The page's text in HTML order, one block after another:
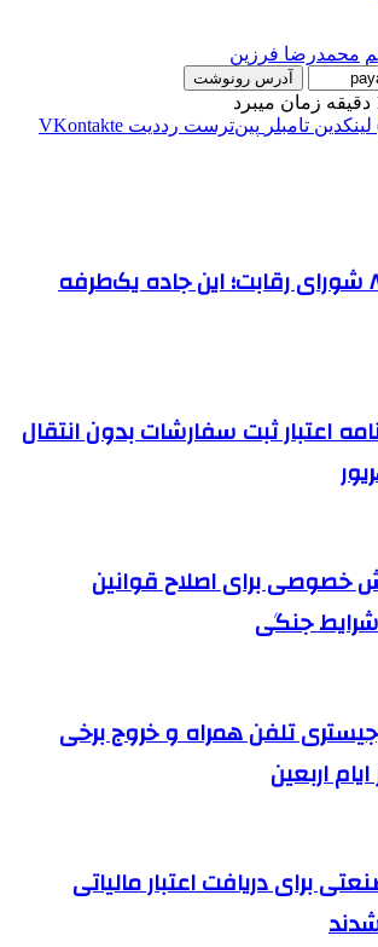
محمدرضا فرزین
آدرس رونوشت
لینکدین ‫تامبلر ‫پین‌ترست ‫رددیت ‫VKontakte
مصوبه ۸۵۶ شورای رقابت؛ این جاده یک‌طرفه
اعتبار ثبت سفارشات بدون انتقال
خصوصی برای اصلاح قوانین
جنگی
تلفن همراه و خروج برخی
اربعین
برای دریافت اعتبار مالیاتی